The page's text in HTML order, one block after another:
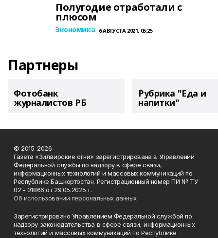
Полугодие отработали с
плюсом
Экономика 6 АВГУСТА 2021, 05:25
Партнеры
Фотобанк
журналистов РБ
Рубрика "Еда и
напитки"
© 2015-2026
Газета «Зилаирские огни» зарегистрирована в Управлении
Федеральной службы по надзору в сфере связи,
информационных технологий и массовых коммуникаций по
Республике Башкортостан. Регистрационный номер ПИ № ТУ
02 - 01866 от 29.05.2025 г.
Об использовании персональных данных
Зарегистрировано Управлением Федеральной службой по
надзору законодательства в сфере связи, информационных
технологий и массовых коммуникаций по Республике